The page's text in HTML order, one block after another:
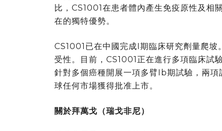
比，CS1001在患者體內產生免疫原性及相
在的獨特優勢。
CS1001已在中國完成I期臨床研究劑量爬
受性。目前，CS1001正在進行多項臨床試
針對多個癌種開展一項多臂Ib期試驗，兩
球任何市場獲得批准上市。
關於拜萬戈（瑞戈非尼）